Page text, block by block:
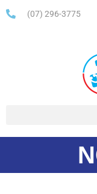
(07) 296-3775